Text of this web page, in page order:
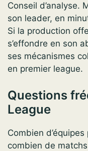
Conseil d’analyse.
son leader, en
Si la production
s’effondre en son
ses mécanismes
en premier league.
Questions
League
Combien
combien de